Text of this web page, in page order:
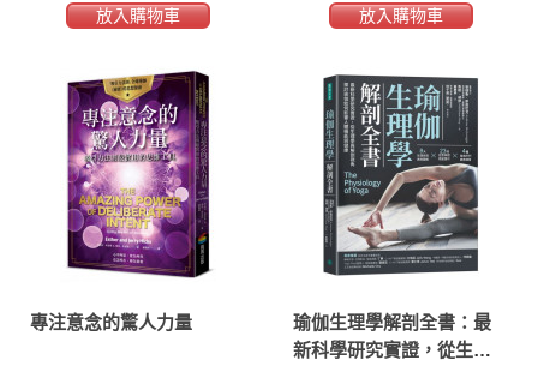
放入購物車 放入購物車
專注意念的驚人力量
瑜伽生理學解剖全書：最
新科學研究實證，從生理